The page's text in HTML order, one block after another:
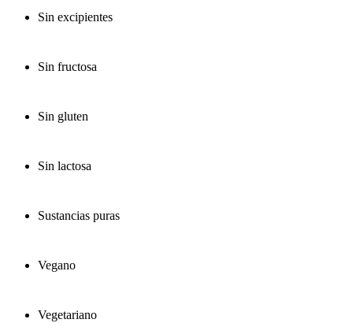
Sin excipientes
Sin fructosa
Sin gluten
Sin lactosa
Sustancias puras
Vegano
Vegetariano